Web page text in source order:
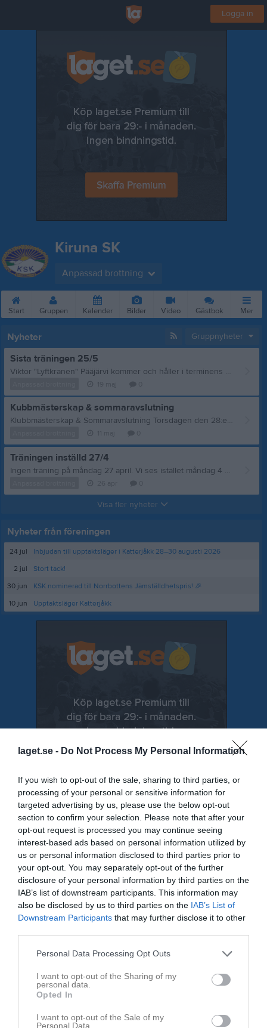
laget.se - Do Not Process My Personal Information
If you wish to opt-out of the sale, sharing to third parties, or
processing of your personal or sensitive information for
targeted advertising by us, please use the below opt-out
section to confirm your selection. Please note that after your
opt-out request is processed you may continue seeing
interest-based ads based on personal information utilized by
us or personal information disclosed to third parties prior to
your opt-out. You may separately opt-out of the further
disclosure of your personal information by third parties on the
IAB’s list of downstream participants. This information may
also be disclosed by us to third parties on the IAB’s List of
Downstream Participants that may further disclose it to other
Personal Data Processing Opt Outs
I want to opt-out of the Sharing of my
personal data.
Opted In
I want to opt-out of the Sale of my
Personal Data.
Logga in
Kiruna SK
Anpassad brottning
Start Gruppen Kalender Bilder Video Gästbok Mer
Nyheter Gruppnyheter
Sista träningen 25/5
Viktor "Lyftkranen" Pääjärvi kommer och håller i terminens sista träning för den anpassade grupen innan avslutningen = KM som är den 28/5.
Kubbmästerskap & sommaravslutning
Klubbmästerskap & Sommaravslutning Torsdagen den 28:e maj kl. 17.00 är det dags för vårt årliga klubbmästerskap och sommaravslutning! Alla är varmt välkomna att delta – vi hoppas på ett stort engagemang från både brottare och publik. Program: Klubbmästerskapet pågår mellan kl. 17.00 och ca. 19.00. Efteråt avslutar vi med prisutdelning och fika. Alla deltagare får en medalj som minne från dagen! Praktisk information: Vi behöver hjälp med att förbereda lokalen. Samling i friidrottshallen kl. 16.00 för att bära in mattor, bord och stolar. Föräldrar och brottare som har möjlighet att hjälpa till är mycket uppskattade. Anmälan: Anmäl er till er tränare senast torsdag den 21 maj, så vi hinner göra i ordning matchlistorna i god tid. När: Torsdag 28 maj kl. 17.00–19.00 Var: Friidrottshallen Utrustning: Träningskläder och skor. Trikåer finns att låna vid behov. Vi ser fram emot en rolig och gemensam avslutning på terminen!
Träningen inställd 27/4
Ingen träning på måndag 27 april. Vi ses istället måndag 4 maj. Då kan man gärna meddela om man vill delta på KM (torsdag 28/5 klockan 17.00) och gå lite "match" mot tränaren Viktor. Man behöver inte ha trikå på sig om man inte vill. KM (klubbmästerskap) är säsongens avslutning och den körs i friidrottens lokal. Alla som deltar får medalj och vi bjuder på fika. Ta med familjen, kompisen och grannen och kom och titta, hejja och fika. ?
Visa fler nyheter
Nyheter från föreningen
24 jul
Inbjudan till upptaktsläger i Katterjåkk 28–30 augusti 2026
2 jul
Stort tack!
30 jun
KSK nominerad till Norrbottens Jämställdhetspris! 🎉
10 jun
Upptaktsläger Katterjåkk
Senast uppladdade video
Ingen video uppladdad
Logga in och ladda upp ert första klipp